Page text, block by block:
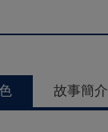
故事簡介